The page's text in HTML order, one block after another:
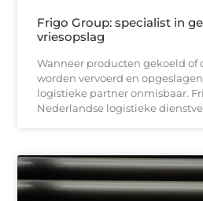
Frigo Group: specialist in
vriesopslag
Wanneer producten gekoeld of
worden vervoerd en
logistieke partner onmisbaar.
Nederlandse logistieke